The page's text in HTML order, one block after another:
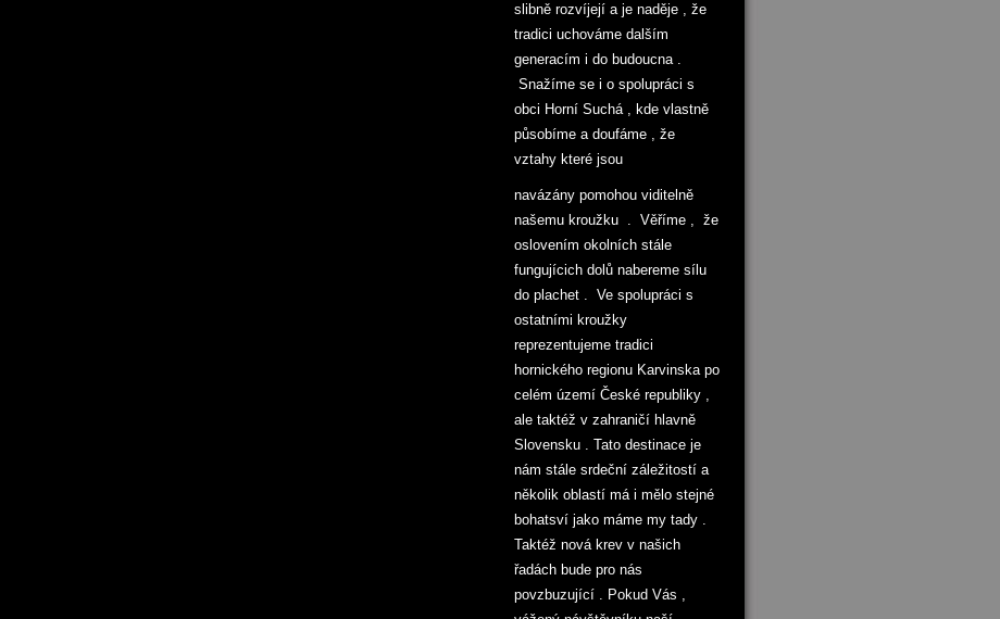
slibně rozvíjejí a je naděje , že
tradici uchováme dalším
generacím i do budoucna .
Snažíme se i o spolupráci s
obci Horní Suchá , kde vlastně
působíme a doufáme , že
vztahy které jsou
navázány pomohou viditelně
našemu kroužku . Věříme , že
oslovením okolních stále
fungujícich dolů nabereme sílu
do plachet . Ve spolupráci s
ostatními kroužky
reprezentujeme tradici
hornického regionu Karvinska po
celém území České republiky ,
ale taktéž v zahraničí hlavně
Slovensku . Tato destinace je
nám stále srdeční záležitostí a
několik oblastí má i mělo stejné
bohatsví jako máme my tady .
Taktéž nová krev v našich
řadách bude pro nás
povzbuzující . Pokud Vás ,